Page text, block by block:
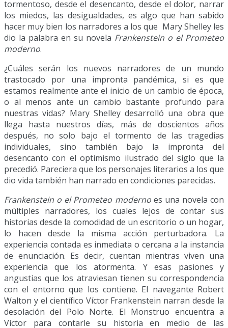
tormentoso, desde el desencanto, desde el dolor, narrar
los miedos, las desigualdades, es algo que han sabido
hacer muy bien los narradores a los que Mary Shelley les
dio la palabra en su novela Frankenstein o el Prometeo
moderno.
¿Cuáles serán los nuevos narradores de un mundo
trastocado por una impronta pandémica, si es que
estamos realmente ante el inicio de un cambio de época,
o al menos ante un cambio bastante profundo para
nuestras vidas? Mary Shelley desarrolló una obra que
llega hasta nuestros días, más de doscientos años
después, no solo bajo el tormento de las tragedias
individuales, sino también bajo la impronta del
desencanto con el optimismo ilustrado del siglo que la
precedió. Pareciera que los personajes literarios a los que
dio vida también han narrado en condiciones parecidas.
Frankenstein o el Prometeo modernoes una novela con
múltiples narradores, los cuales lejos de contar sus
historias desde la comodidad de un escritorio o un hogar,
lo hacen desde la misma acción perturbadora. La
experiencia contada es inmediata o cercana a la instancia
de enunciación. Es decir, cuentan mientras viven una
experiencia que los atormenta. Y esas pasiones y
angustias que los atraviesan tienen su correspondencia
con el entorno que los contiene. El navegante Robert
Walton y el científico Víctor Frankenstein narran desde la
desolación del Polo Norte. El Monstruo encuentra a
Víctor para contarle su historia en medio de las